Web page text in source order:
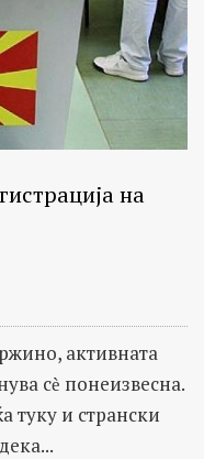
на
активната
сѐ понеизвесна.
туку и странски